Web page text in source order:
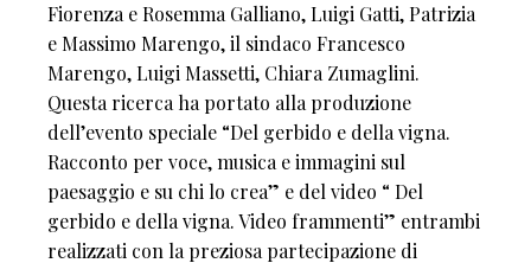
Fiorenza e Rosemma Galliano, Luigi Gatti, Patrizia
e Massimo Marengo, il sindaco Francesco
Marengo, Luigi Massetti, Chiara Zumaglini.
Questa ricerca ha portato alla produzione
dell’evento speciale “Del gerbido e della vigna.
Racconto per voce, musica e immagini sul
paesaggio e su chi lo crea” e del video “ Del
gerbido e della vigna. Video frammenti” entrambi
realizzati con la preziosa partecipazione di